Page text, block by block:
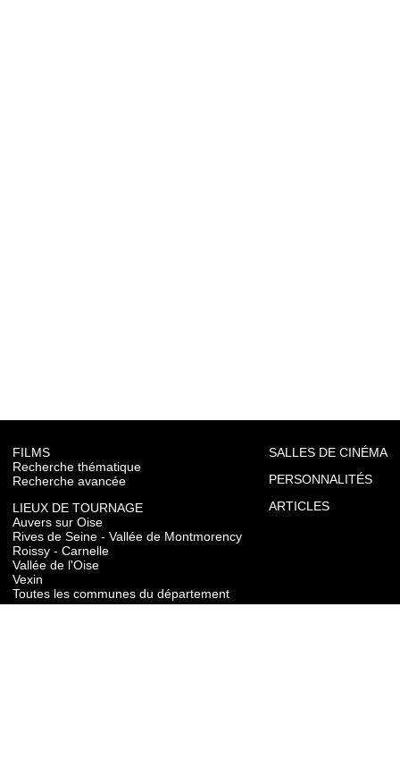
FILMS
Recherche thématique
Recherche avancée
LIEUX DE TOURNAGE
Auvers sur Oise
Rives de Seine - Vallée de Montmorency
Roissy - Carnelle
Vallée de l'Oise
Vexin
Toutes les communes du département
SALLES DE CINÉMA
PERSONNALITÉS
ARTICLES